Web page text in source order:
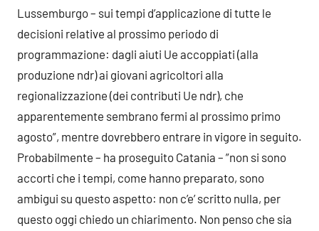
Lussemburgo – sui tempi d’applicazione di tutte le
decisioni relative al prossimo periodo di
programmazione: dagli aiuti Ue accoppiati (alla
produzione ndr) ai giovani agricoltori alla
regionalizzazione (dei contributi Ue ndr), che
apparentemente sembrano fermi al prossimo primo
agosto”, mentre dovrebbero entrare in vigore in seguito.
Probabilmente – ha proseguito Catania – ”non si sono
accorti che i tempi, come hanno preparato, sono
ambigui su questo aspetto: non c’e’ scritto nulla, per
questo oggi chiedo un chiarimento. Non penso che sia